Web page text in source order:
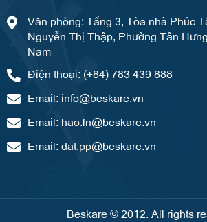
Văn phòng: Tầng 3, Tòa nhà Phúc
Nguyễn Thị Thập, Phường Tân
Nam
Điện thoại: (+84) 783 439 888
Email: info@beskare.vn
Email: hao.ln@beskare.vn
Email: dat.pp@beskare.vn
Beskare © 2012. All rights